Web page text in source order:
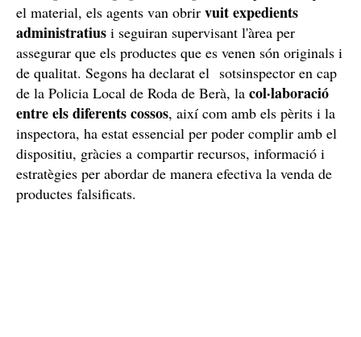
el material, els agents van obrir vuit expedients
administratius i seguiran supervisant l'àrea per
assegurar que els productes que es venen són originals i
de qualitat. Segons ha declarat el sotsinspector en cap
de la Policia Local de Roda de Berà, la col·laboració
entre els diferents cossos, així com amb els pèrits i la
inspectora, ha estat essencial per poder complir amb el
dispositiu, gràcies a compartir recursos, informació i
estratègies per abordar de manera efectiva la venda de
productes falsificats.